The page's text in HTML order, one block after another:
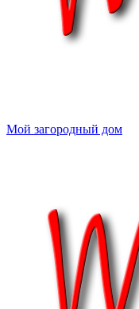
Мой загородный дом